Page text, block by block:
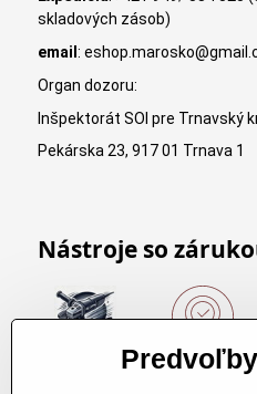
skladových zásob)
email :
Organ dozoru:
Inšpektorát SOI pre Trnavský
Pekárska 23, 917 01 Trnava 1
Nástroje so
Nákup nad
Originálne